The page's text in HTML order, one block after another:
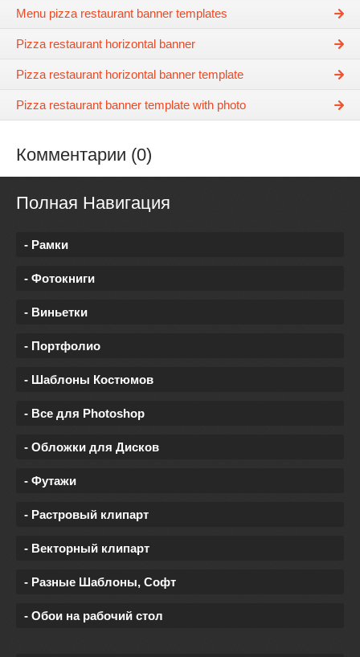
Menu pizza restaurant banner templates
Pizza restaurant horizontal banner
Pizza restaurant horizontal banner template
Pizza restaurant banner template with photo
Комментарии (0)
Полная Навигация
- Рамки
- Фотокниги
- Виньетки
- Портфолио
- Шаблоны Костюмов
- Все для Photoshop
- Обложки для Дисков
- Футажи
- Растровый клипарт
- Векторный клипарт
- Разные Шаблоны, Софт
- Обои на рабочий стол